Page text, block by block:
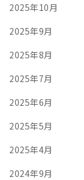
2025年10月
2025年9月
2025年8月
2025年7月
2025年6月
2025年5月
2025年4月
2024年9月